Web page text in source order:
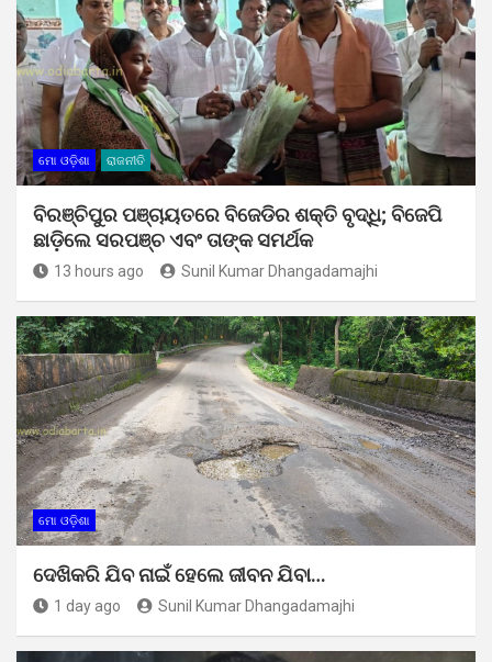
ମୋ ଓଡ଼ିଶା ରାଜନୀତି
ବିରଞ୍ଚିପୁର ପଞ୍ଚାୟତରେ ବିଜେଡିର ଶକ୍ତି ବୃଦ୍ଧି; ବିଜେପି
ଛାଡ଼ିଲେ ସରପଞ୍ଚ ଏବଂ ତାଙ୍କ ସମର୍ଥକ
13 hours ago Sunil Kumar Dhangadamajhi
ମୋ ଓଡ଼ିଶା
ଦେଖିକରି ଯିବ ନାଇଁ ହେଲେ ଜୀବନ ଯିବା…
1 day ago Sunil Kumar Dhangadamajhi